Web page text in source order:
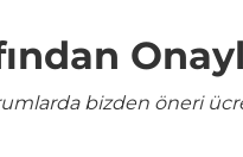
bizden öneri